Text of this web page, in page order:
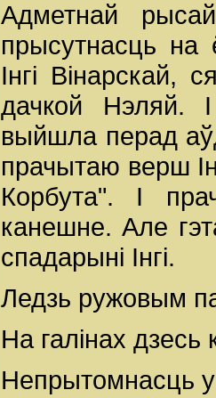
Адметнай
прысутнасць на
Інгі Вінарскай,
дачкой Нэляй.
выйшла перад
прачытаю верш
Корбута". І
канешне. Але
спадарыні Інгі.
Ледзь ружовым
На галінах
Непрытомнасць